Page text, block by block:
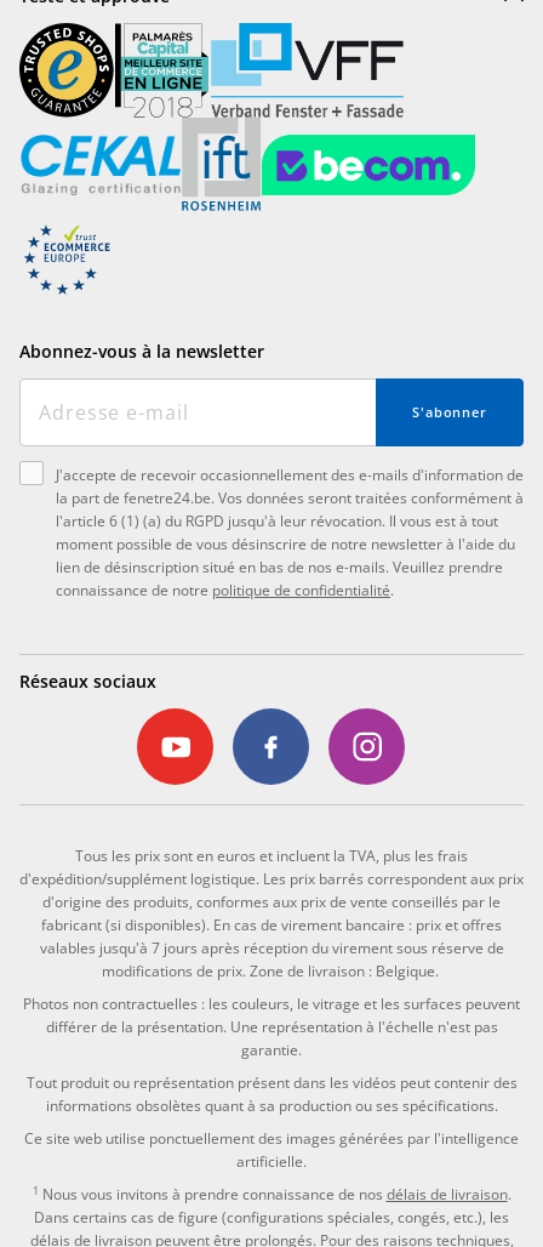
Abonnez-vous à la newsletter
S'abonner
J'accepte de recevoir occasionnellement des e-mails d'information de
la part de fenetre24.be. Vos données seront traitées conformément à
l'article 6 (1) (a) du RGPD jusqu'à leur révocation. Il vous est à tout
moment possible de vous désinscrire de notre newsletter à l'aide du
lien de désinscription situé en bas de nos e-mails. Veuillez prendre
connaissance de notre politique de confidentialité.
Réseaux sociaux
Tous les prix sont en euros et incluent la TVA, plus les frais
d'expédition/supplément logistique. Les prix barrés correspondent aux prix
d'origine des produits, conformes aux prix de vente conseillés par le
fabricant (si disponibles). En cas de virement bancaire : prix et offres
valables jusqu'à 7 jours après réception du virement sous réserve de
modifications de prix. Zone de livraison : Belgique.
Photos non contractuelles : les couleurs, le vitrage et les surfaces peuvent
différer de la présentation. Une représentation à l'échelle n'est pas
garantie.
Tout produit ou représentation présent dans les vidéos peut contenir des
informations obsolètes quant à sa production ou ses spécifications.
Ce site web utilise ponctuellement des images générées par l'intelligence
artificielle.
1 Nous vous invitons à prendre connaissance de nos délais de livraison.
Dans certains cas de figure (configurations spéciales, congés, etc.), les
délais de livraison peuvent être prolongés. Pour des raisons techniques,